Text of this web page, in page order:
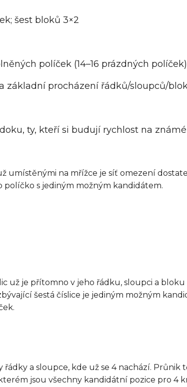
šest bloků 3×2
políček (14–16 prázdných políček)
základní procházení řádků/sloupců/
ty, kteří si budují rychlost na
umístěnými na mřížce je síť omezení
s jediným možným kandidátem.
už je přítomno v jeho řádku, sloupci a
šestá číslice je jediným možným
a sloupce, kde už se 4 nachází.
jsou všechny kandidátní pozice pro 4